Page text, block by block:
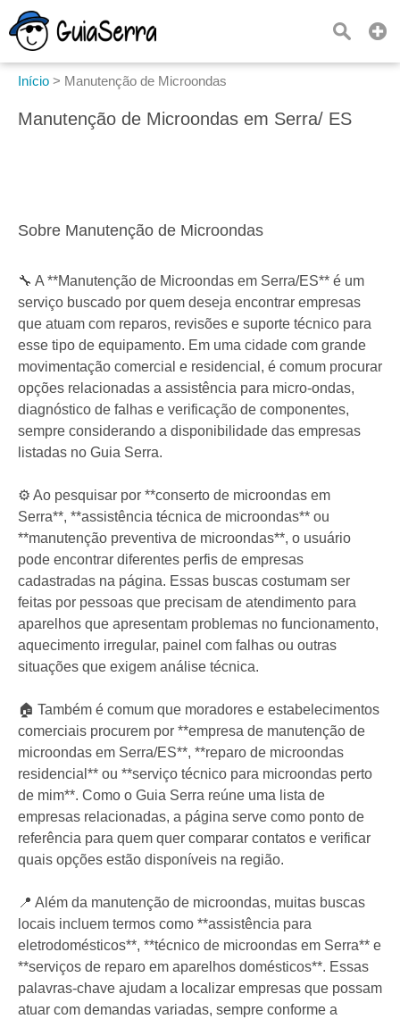
Início > Manutenção de Microondas
Manutenção de Microondas em Serra/ ES
Sobre Manutenção de Microondas
🔧 A **Manutenção de Microondas em Serra/ES** é um
serviço buscado por quem deseja encontrar empresas
que atuam com reparos, revisões e suporte técnico para
esse tipo de equipamento. Em uma cidade com grande
movimentação comercial e residencial, é comum procurar
opções relacionadas a assistência para micro-ondas,
diagnóstico de falhas e verificação de componentes,
sempre considerando a disponibilidade das empresas
listadas no Guia Serra.
⚙️ Ao pesquisar por **conserto de microondas em
Serra**, **assistência técnica de microondas** ou
**manutenção preventiva de microondas**, o usuário
pode encontrar diferentes perfis de empresas
cadastradas na página. Essas buscas costumam ser
feitas por pessoas que precisam de atendimento para
aparelhos que apresentam problemas no funcionamento,
aquecimento irregular, painel com falhas ou outras
situações que exigem análise técnica.
🏠 Também é comum que moradores e estabelecimentos
comerciais procurem por **empresa de manutenção de
microondas em Serra/ES**, **reparo de microondas
residencial** ou **serviço técnico para microondas perto
de mim**. Como o Guia Serra reúne uma lista de
empresas relacionadas, a página serve como ponto de
referência para quem quer comparar contatos e verificar
quais opções estão disponíveis na região.
📍 Além da manutenção de microondas, muitas buscas
locais incluem termos como **assistência para
eletrodomésticos**, **técnico de microondas em Serra** e
**serviços de reparo em aparelhos domésticos**. Essas
palavras-chave ajudam a localizar empresas que possam
atuar com demandas variadas, sempre conforme a